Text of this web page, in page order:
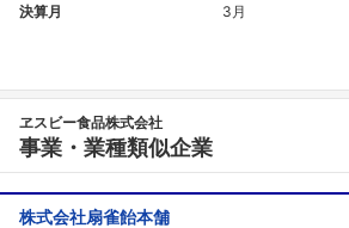
決算月 3月
ヱスビー食品株式会社
事業・業種類似企業
株式会社扇雀飴本舗